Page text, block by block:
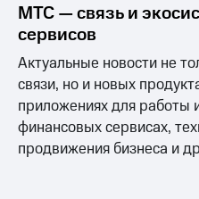
Контроль
и
аудит
Рынок
акций
Описание
Программа
приобретения
МТС — связь и
сервисов
Актуальные новости не
связи, но и новых
приложениях для работы
финансовых сервисах,
продвижения бизнеса и